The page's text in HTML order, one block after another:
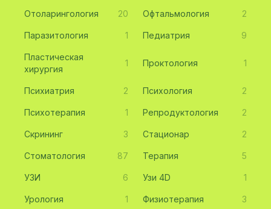
Отоларингология 20 Офтальмология 2
Паразитология 1 Педиатрия 9
Пластическая
хирургия
1 Проктология 1
Психиатрия 2 Психология 2
Психотерапия 1 Репродуктология 2
Скрининг 3 Стационар 2
Стоматология 87 Терапия 5
УЗИ 6 Узи 4D 1
Урология 1 Физиотерапия 3